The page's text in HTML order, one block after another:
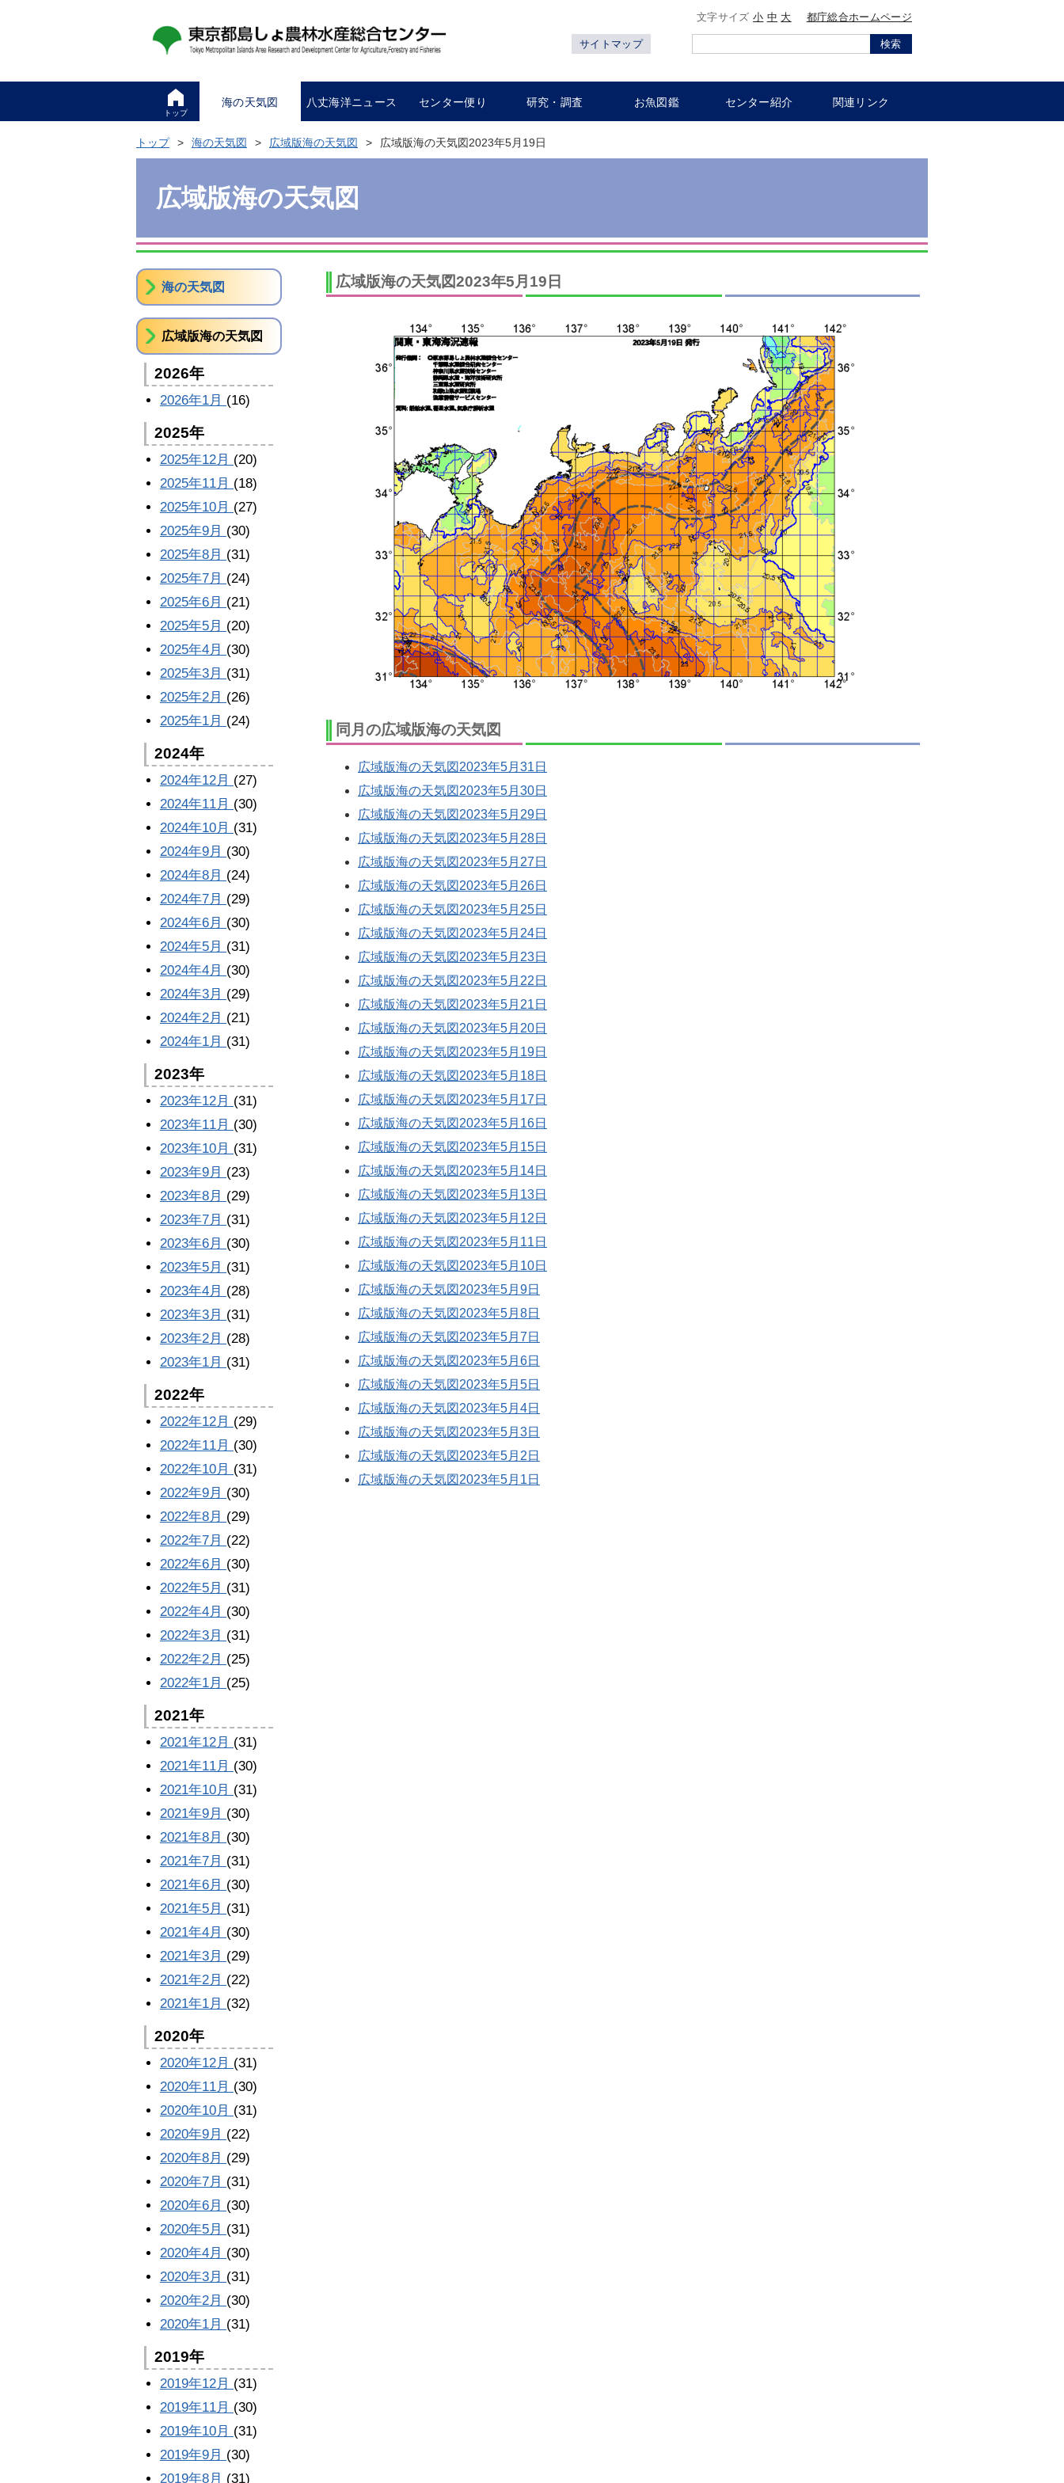
文字サイズ小 中 大 都庁総合ホームページ
サイトマップ 検索
トップ
海の天気図 八丈海洋ニュース センター便り 研究・調査 お魚図鑑 センター紹介 関連リンク
トップ 海の天気図 広域版海の天気図 広域版海の天気図2023年5月19日
広域版海の天気図
広域版海の天気図2023年5月19日
同月の広域版海の天気図
広域版海の天気図2023年5月31日
広域版海の天気図2023年5月30日
広域版海の天気図2023年5月29日
広域版海の天気図2023年5月28日
広域版海の天気図2023年5月27日
広域版海の天気図2023年5月26日
広域版海の天気図2023年5月25日
広域版海の天気図2023年5月24日
広域版海の天気図2023年5月23日
広域版海の天気図2023年5月22日
広域版海の天気図2023年5月21日
広域版海の天気図2023年5月20日
広域版海の天気図2023年5月19日
広域版海の天気図2023年5月18日
広域版海の天気図2023年5月17日
広域版海の天気図2023年5月16日
広域版海の天気図2023年5月15日
広域版海の天気図2023年5月14日
広域版海の天気図2023年5月13日
広域版海の天気図2023年5月12日
広域版海の天気図2023年5月11日
広域版海の天気図2023年5月10日
広域版海の天気図2023年5月9日
広域版海の天気図2023年5月8日
広域版海の天気図2023年5月7日
広域版海の天気図2023年5月6日
広域版海の天気図2023年5月5日
広域版海の天気図2023年5月4日
広域版海の天気図2023年5月3日
広域版海の天気図2023年5月2日
広域版海の天気図2023年5月1日
海の天気図
広域版海の天気図
2026年
2026年1月 (16)
2025年
2025年12月 (20)
2025年11月 (18)
2025年10月 (27)
2025年9月 (30)
2025年8月 (31)
2025年7月 (24)
2025年6月 (21)
2025年5月 (20)
2025年4月 (30)
2025年3月 (31)
2025年2月 (26)
2025年1月 (24)
2024年
2024年12月 (27)
2024年11月 (30)
2024年10月 (31)
2024年9月 (30)
2024年8月 (24)
2024年7月 (29)
2024年6月 (30)
2024年5月 (31)
2024年4月 (30)
2024年3月 (29)
2024年2月 (21)
2024年1月 (31)
2023年
2023年12月 (31)
2023年11月 (30)
2023年10月 (31)
2023年9月 (23)
2023年8月 (29)
2023年7月 (31)
2023年6月 (30)
2023年5月 (31)
2023年4月 (28)
2023年3月 (31)
2023年2月 (28)
2023年1月 (31)
2022年
2022年12月 (29)
2022年11月 (30)
2022年10月 (31)
2022年9月 (30)
2022年8月 (29)
2022年7月 (22)
2022年6月 (30)
2022年5月 (31)
2022年4月 (30)
2022年3月 (31)
2022年2月 (25)
2022年1月 (25)
2021年
2021年12月 (31)
2021年11月 (30)
2021年10月 (31)
2021年9月 (30)
2021年8月 (30)
2021年7月 (31)
2021年6月 (30)
2021年5月 (31)
2021年4月 (30)
2021年3月 (29)
2021年2月 (22)
2021年1月 (32)
2020年
2020年12月 (31)
2020年11月 (30)
2020年10月 (31)
2020年9月 (22)
2020年8月 (29)
2020年7月 (31)
2020年6月 (30)
2020年5月 (31)
2020年4月 (30)
2020年3月 (31)
2020年2月 (30)
2020年1月 (31)
2019年
2019年12月 (31)
2019年11月 (30)
2019年10月 (31)
2019年9月 (30)
2019年8月 (31)